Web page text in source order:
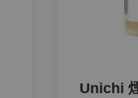
Unichi